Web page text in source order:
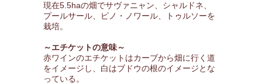
現在5.5haの畑でサヴァニャン、シャルドネ、
プールサール、ピノ・ノワール、トゥルソーを
栽培。
～エチケットの意味～
赤ワインのエチケットはカーブから畑に行く道
をイメージし、白はブドウの根のイメージとな
っている。